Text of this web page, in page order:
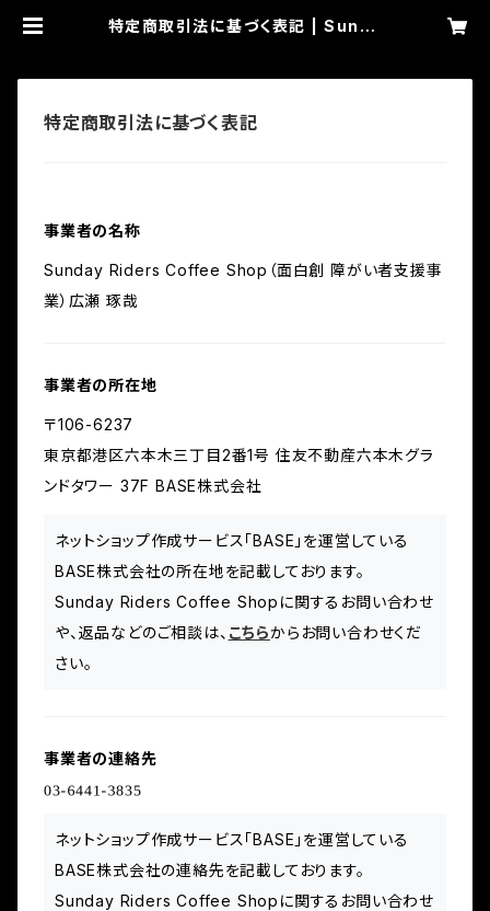
特定商取引法に基づく表記 | Sunda
特定商取引法に基づく表記
事業者の名称
Sunday Riders Coffee Shop（面白創 障がい者支援事
業）広瀬 琢哉
事業者の所在地
〒106-6237
東京都港区六本木三丁目2番1号 住友不動産六本木グラ
ンドタワー 37F BASE株式会社
ネットショップ作成サービス「BASE」を運営している
BASE株式会社の所在地を記載しております。
Sunday Riders Coffee Shopに関するお問い合わせ
や、返品などのご相談は、 こちらからお問い合わせくだ
さい。
事業者の連絡先
ネットショップ作成サービス「BASE」を運営している
BASE株式会社の連絡先を記載しております。
Sunday Riders Coffee Shopに関するお問い合わせ